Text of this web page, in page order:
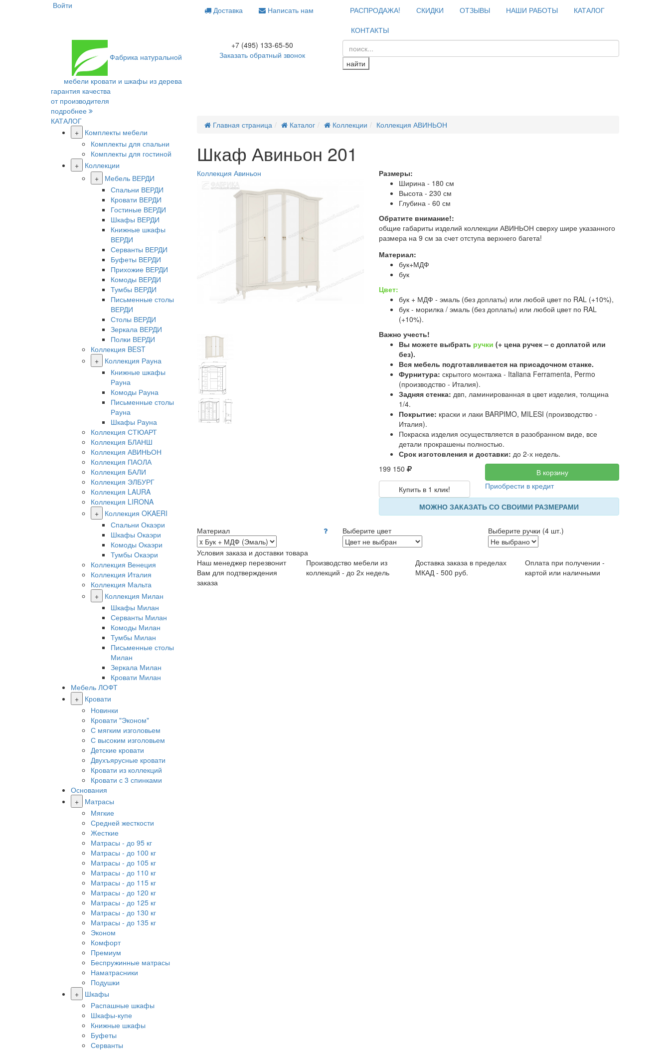
Войти Доставка Написать нам РАСПРОДАЖА! СКИДКИ ОТЗЫВЫ НАШИ РАБОТЫ
КАТАЛОГ
КОНТАКТЫ
Фабрика натуральной
мебели кровати и шкафы из дерева
+7 (495) 133-65-50
Заказать обратный звонок
найти
гарантия качества
от производителя
подробнее
КАТАЛОГ
+
Комплекты мебели
Комплекты для спальни
Комплекты для гостиной
+
Коллекции
+
Мебель ВЕРДИ
Спальни ВЕРДИ
Кровати ВЕРДИ
Гостиные ВЕРДИ
Шкафы ВЕРДИ
Книжные шкафы
ВЕРДИ
Серванты ВЕРДИ
Буфеты ВЕРДИ
Прихожие ВЕРДИ
Комоды ВЕРДИ
Тумбы ВЕРДИ
Письменные столы
ВЕРДИ
Столы ВЕРДИ
Зеркала ВЕРДИ
Полки ВЕРДИ
Коллекция BEST
+
Коллекция Рауна
Книжные шкафы
Рауна
Комоды Рауна
Письменные столы
Рауна
Шкафы Рауна
Коллекция СТЮАРТ
Коллекция БЛАНШ
Коллекция АВИНЬОН
Коллекция ПАОЛА
Коллекция БАЛИ
Коллекция ЭЛБУРГ
Коллекция LAURA
Коллекция LIRONA
+
Коллекция OKAERI
Спальни Окаэри
Шкафы Окаэри
Комоды Окаэри
Тумбы Окаэри
Коллекция Венеция
Коллекция Италия
Коллекция Мальта
+
Коллекция Милан
Шкафы Милан
Серванты Милан
Комоды Милан
Тумбы Милан
Письменные столы
Милан
Зеркала Милан
Кровати Милан
Мебель ЛОФТ
+
Кровати
Новинки
Кровати "Эконом"
С мягким изголовьем
С высоким изголовьем
Детские кровати
Двухъярусные кровати
Кровати из коллекций
Кровати с 3 спинками
Основания
+
Матрасы
Мягкие
Средней жесткости
Жесткие
Матрасы - до 95 кг
Матрасы - до 100 кг
Матрасы - до 105 кг
Матрасы - до 110 кг
Матрасы - до 115 кг
Матрасы - до 120 кг
Матрасы - до 125 кг
Матрасы - до 130 кг
Матрасы - до 135 кг
Эконом
Комфорт
Премиум
Беспружинные матрасы
Наматрасники
Подушки
+
Шкафы
Распашные шкафы
Шкафы-купе
Книжные шкафы
Буфеты
Серванты
Главная страница Каталог Коллекции Коллекция АВИНЬОН
Шкаф Авиньон 201
Коллекция Авиньон
Размеры:
Ширина - 180 см
Высота - 230 см
Глубина - 60 см
Обратите внимание!:
общие габариты изделий коллекции АВИНЬОН сверху шире указанного
размера на 9 см за счет отступа верхнего багета!
Материал:
бук+МДФ
бук
Цвет:
бук + МДФ - эмаль (без доплаты) или любой цвет по RAL (+10%),
бук - морилка / эмаль (без доплаты) или любой цвет по RAL
(+10%).
Важно учесть!
Вы можете выбрать ручки (+ цена ручек – с доплатой или
без).
Вся мебель подготавливается на присадочном станке.
Фурнитура: скрытого монтажа - Italiana Ferramenta, Permo
(производство - Италия).
Задняя стенка: двп, ламинированная в цвет изделия, толщина
1/4.
Покрытие: краски и лаки BARPIMO, MILESI (производство -
Италия).
Покраска изделия осуществляется в разобранном виде, все
детали прокрашены полностью.
Срок изготовления и доставки: до 2-х недель.
199 150
В корзину
Купить в 1 клик!
Приобрести в кредит
МОЖНО ЗАКАЗАТЬ СО СВОИМИ РАЗМЕРАМИ
Материал Выберите цвет Выберите ручки (4 шт.)
Условия заказа и доставки товара
Наш менеджер перезвонит
Вам для подтверждения
заказа
Производство мебели из
коллекций - до 2х недель
Доставка заказа в пределах
МКАД - 500 руб.
Оплата при получении -
картой или наличными